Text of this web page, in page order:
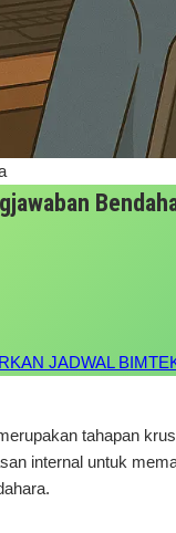
JADWAL
tahapan
internal untuk